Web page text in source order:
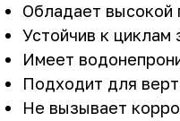
Обладает высокой
Устойчив к циклам
Имеет
Подходит для
Не вызывает